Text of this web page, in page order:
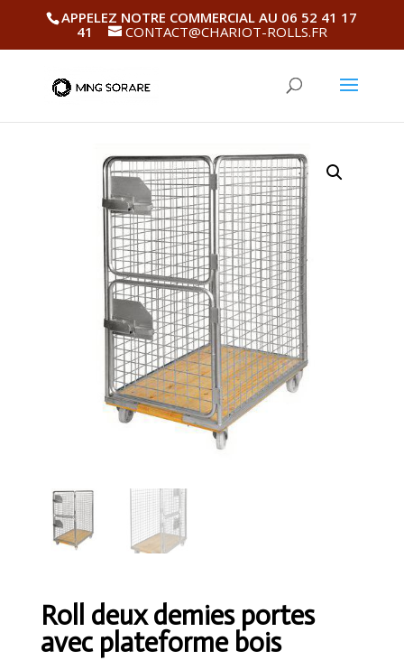
APPELEZ NOTRE COMMERCIAL AU 06 52 41 17
41
CONTACT@CHARIOT-ROLLS.FR
Roll deux demies portes
avec plateforme bois